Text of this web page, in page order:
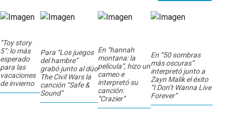
“Toy story
5”: lo más
esperado
para las
vacaciones
de invierno
Para “Los juegos
del hambre”
grabó junto al dúo
The Civil Wars la
canción “Safe &
Sound”
En “hannah
montana: la
película”, hizo un
cameo e
interpretó su
canción:
“Crazier”
En “50 sombras
más oscuras”
interpretó junto a
Zayn Malik el éxito
“I Don’t Wanna Live
Forever”